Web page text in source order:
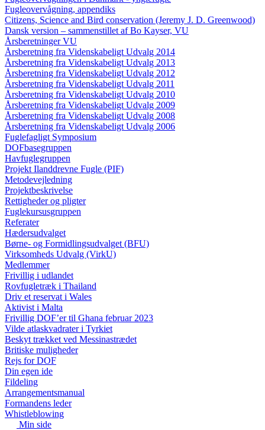
Fugleovervågning, appendiks
Citizens, Science and Bird conservation (Jeremy J. D. Greenwood)
Dansk version – sammenstillet af Bo Kayser, VU
Årsberetninger VU
Årsberetning fra Videnskabeligt Udvalg 2014
Årsberetning fra Videnskabeligt Udvalg 2013
Årsberetning fra Videnskabeligt Udvalg 2012
Årsberetning fra Videnskabeligt Udvalg 2011
Årsberetning fra Videnskabeligt Udvalg 2010
Årsberetning fra Videnskabeligt Udvalg 2009
Årsberetning fra Videnskabeligt Udvalg 2008
Årsberetning fra Videnskabeligt Udvalg 2006
Fuglefagligt Symposium
DOFbasegruppen
Havfuglegruppen
Projekt Ilanddrevne Fugle (PIF)
Metodevejledning
Projektbeskrivelse
Rettigheder og pligter
Fuglekursusgruppen
Referater
Hædersudvalget
Børne- og Formidlingsudvalget (BFU)
Virksomheds Udvalg (VirkU)
Medlemmer
Frivillig i udlandet
Rovfugletræk i Thailand
Driv et reservat i Wales
Aktivist i Malta
Frivillig DOF’er til Ghana februar 2023
Vilde atlaskvadrater i Tyrkiet
Beskyt trækket ved Messinastrædet
Britiske muligheder
Rejs for DOF
Din egen ide
Fildeling
Arrangementsmanual
Formandens leder
Whistleblowing
Min side